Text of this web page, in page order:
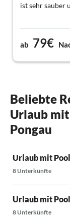
ist sehr sauber
ab 79€
Beliebte
Urlaub
Pongau
Urlaub mit
8 Unterkünfte
Urlaub mit
8 Unterkünfte